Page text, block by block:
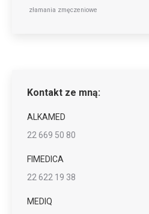
złamania zmęczeniowe
Kontakt ze mną:
ALKAMED
22 669 50 80
FIMEDICA
22 622 19 38
MEDIQ